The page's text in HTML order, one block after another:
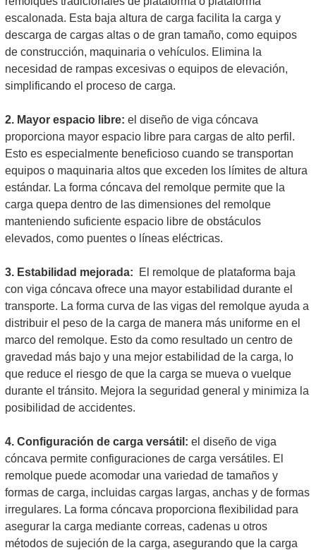
escalonada. Esta baja altura de carga facilita la carga y
descarga de cargas altas o de gran tamaño, como equipos
de construcción, maquinaria o vehículos. Elimina la
necesidad de rampas excesivas o equipos de elevación,
simplificando el proceso de carga.
2. Mayor espacio libre: el diseño de viga cóncava
proporciona mayor espacio libre para cargas de alto perfil.
Esto es especialmente beneficioso cuando se transportan
equipos o maquinaria altos que exceden los límites de altura
estándar. La forma cóncava del remolque permite que la
carga quepa dentro de las dimensiones del remolque
manteniendo suficiente espacio libre de obstáculos
elevados, como puentes o líneas eléctricas.
3. Estabilidad mejorada:
El remolque de plataforma baja
con viga cóncava ofrece una mayor estabilidad durante el
transporte. La forma curva de las vigas del remolque ayuda a
distribuir el peso de la carga de manera más uniforme en el
marco del remolque. Esto da como resultado un centro de
gravedad más bajo y una mejor estabilidad de la carga, lo
que reduce el riesgo de que la carga se mueva o vuelque
durante el tránsito. Mejora la seguridad general y minimiza la
posibilidad de accidentes.
4. Configuración de carga versátil: el diseño de viga
cóncava permite configuraciones de carga versátiles. El
remolque puede acomodar una variedad de tamaños y
formas de carga, incluidas cargas largas, anchas y de formas
irregulares. La forma cóncava proporciona flexibilidad para
asegurar la carga mediante correas, cadenas u otros
métodos de sujeción de la carga, asegurando que la carga